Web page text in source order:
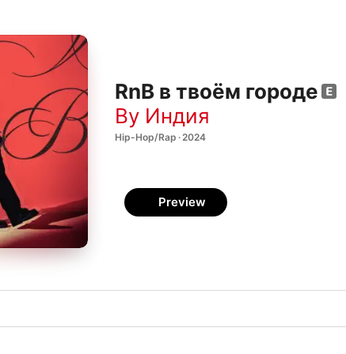
RnB в твоём городе
By Индия
Hip-Hop/Rap · 2024
Preview